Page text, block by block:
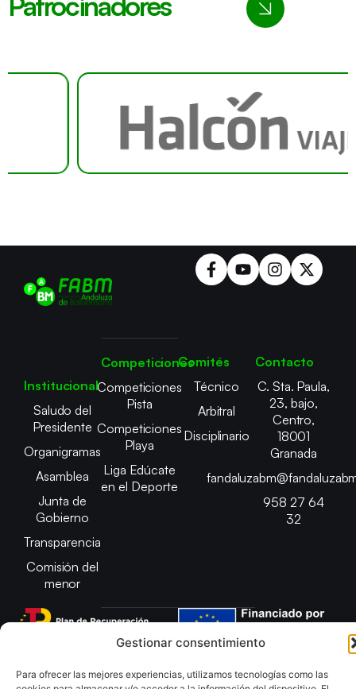
Gestionar consentimiento
Para ofrecer las mejores experiencias, utilizamos tecnologías como las
Institucional
Saludo del
Presidente
Organigramas
Asamblea
Junta de
Gobierno
Transparencia
Comisión del
menor
Competiciones
Competiciones
Pista
Competiciones
Playa
Liga Edúcate
en el Deporte
Comités
Técnico
Arbitral
Disciplinario
Contacto
C. Sta. Paula,
23, bajo,
Centro,
18001
Granada
958 27 64
32
Copyright © 2025 Federación Andaluza de Balonmano |